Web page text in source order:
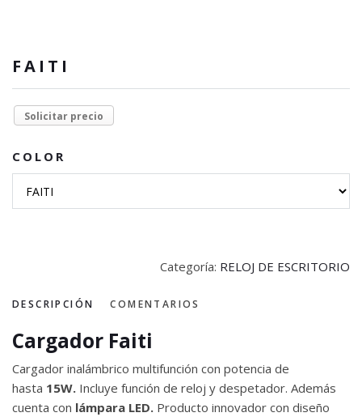
FAITI
Solicitar precio
COLOR
Categoría: RELOJ DE ESCRITORIO
DESCRIPCIÓN COMENTARIOS
Cargador Faiti
Cargador inalámbrico multifunción con potencia de
hasta 15W. Incluye función de reloj y despetador. Además
cuenta con lámpara LED. Producto innovador con diseño